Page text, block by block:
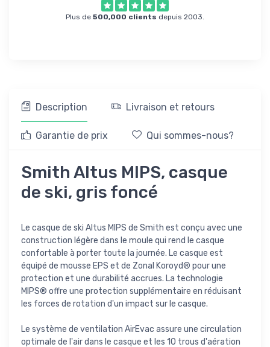
Plus de 500,000 clients depuis 2003.
Description Livraison et retours
Garantie de prix Qui sommes-nous?
Smith Altus MIPS, casque
de ski, gris foncé
Le casque de ski Altus MIPS de Smith est conçu avec une
construction légère dans le moule qui rend le casque
confortable à porter toute la journée. Le casque est
équipé de mousse EPS et de Zonal Koroyd® pour une
protection et une durabilité accrues. La technologie
MIPS® offre une protection supplémentaire en réduisant
les forces de rotation d'un impact sur le casque.
Le système de ventilation AirEvac assure une circulation
optimale de l'air dans le casque et les 10 trous d'aération